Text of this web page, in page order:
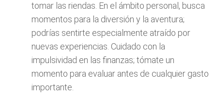
tomar las riendas. En el ámbito personal, busca
momentos para la diversión y la aventura;
podrías sentirte especialmente atraído por
nuevas experiencias. Cuidado con la
impulsividad en las finanzas; tómate un
momento para evaluar antes de cualquier gasto
importante.